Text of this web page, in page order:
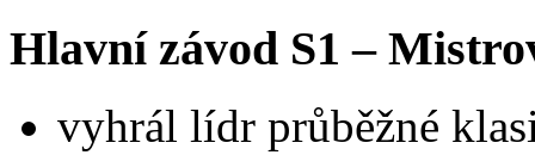
Hlavní závod S1 –
vyhrál lídr průběžné